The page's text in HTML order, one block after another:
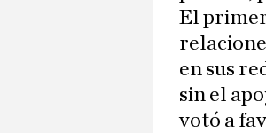
El
en sus
sin el
votó a